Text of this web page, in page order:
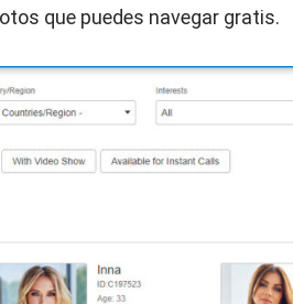
que puedes navegar gratis.